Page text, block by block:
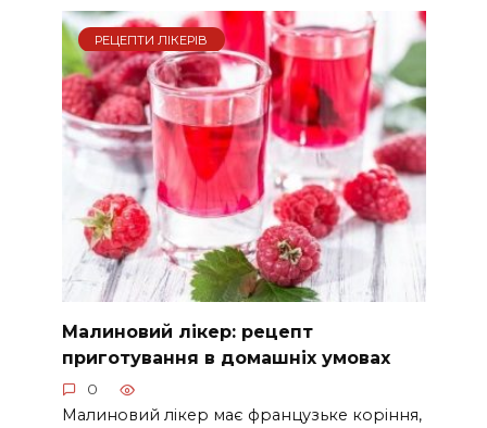
РЕЦЕПТИ ЛІКЕРІВ
Малиновий лікер: рецепт
приготування в домашніх умовах
0
Малиновий лікер має французьке коріння,